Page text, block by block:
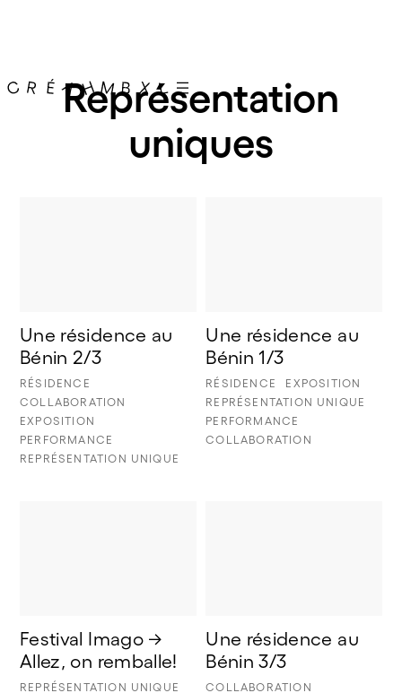
Représentation
uniques
Une résidence au
Bénin 2/3
RÉSIDENCE
COLLABORATION
EXPOSITION
PERFORMANCE
REPRÉSENTATION UNIQUE
Une résidence au
Bénin 1/3
RÉSIDENCE
EXPOSITION
REPRÉSENTATION UNIQUE
PERFORMANCE
COLLABORATION
Festival Imago →
Allez, on remballe!
REPRÉSENTATION UNIQUE
Une résidence au
Bénin 3/3
COLLABORATION